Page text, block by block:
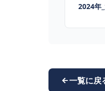
2024年
一覧に戻